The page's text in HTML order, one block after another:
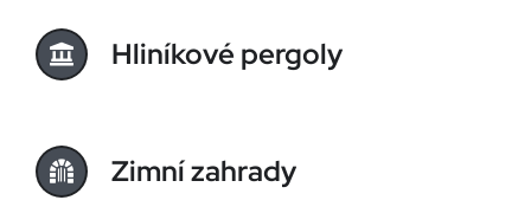
Hliníkové pergoly
Zimní zahrady